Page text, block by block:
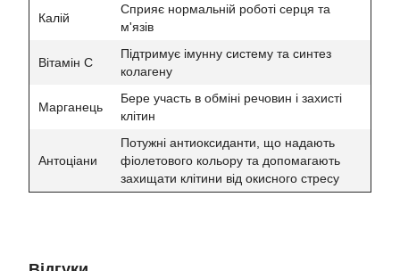
Калій
Сприяє нормальній роботі серця та
м'язів
Вітамін C
Підтримує імунну систему та синтез
колагену
Марганець
Бере участь в обміні речовин і захисті
клітин
Антоціани
Потужні антиоксиданти, що надають
фіолетового кольору та допомагають
захищати клітини від окисного стресу